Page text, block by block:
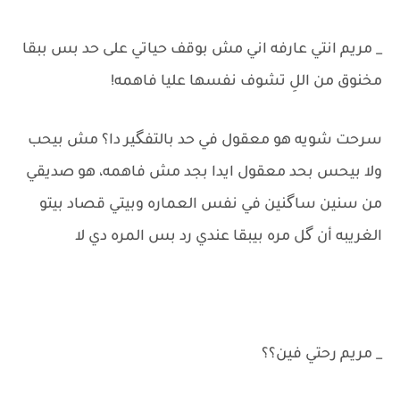
_ مريم انتي عارفه اني مش بوقف حياتي على حد بس ببقا
مخنوق من اللِ تشوف نفسها عليا فاهمه!
سرحت شويه هو معقول في حد بالتفگير دا؟ مش بيحب
ولا بيحس بحد معقول ايدا بجد مش فاهمه، هو صديقي
من سنين ساگنين في نفس العماره وبيتي قصاد بيتو
الغريبه أن گل مره بيبقا عندي رد بس المره دي لا
_ مريم رحتي فين؟؟